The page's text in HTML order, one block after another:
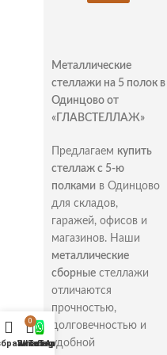
Конструкция
Как и другие типы
фанерными полками
Стойки представляют
обеспечивающие
соединяют стойки и
Помимо основных
фанерными полками
аксессуары:
Поперечные стяжки:
предотвращая ее
Опорные пятки:
и обеспечивают
В зависимости от
стеллажи с фанерными
Металлические
стеллажи на 5 полок в
Одинцово от
«ГЛАВСТЕЛЛАЖ»
Предлагаем купить
стеллаж с 5-ю
полками в Одинцово
для складов,
гаражей, офисов и
магазинов. Наши
металлические
сборные стеллажи
отличаются
прочностью,
долговечностью и
удобной
0
Заказ
WhatsApp
Telegram
Телефон